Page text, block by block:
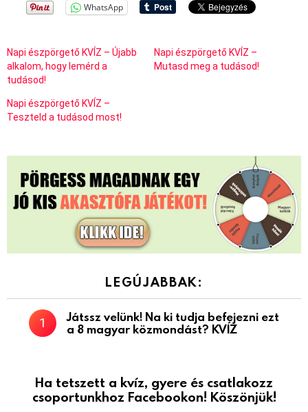
WhatsApp
Napi észpörgető KVÍZ – Újabb
alkalom, hogy lemérd a
tudásod!
Napi észpörgető KVÍZ –
Mutasd meg a tudásod!
Napi észpörgető KVÍZ –
Teszteld a tudásod most!
LEGÚJABBAK:
Játssz velünk! Na ki tudja befejezni ezt
a 8 magyar közmondást? KVÍZ
Ha tetszett a kvíz, gyere és csatlakozz
csoportunkhoz Facebookon! Köszönjük!